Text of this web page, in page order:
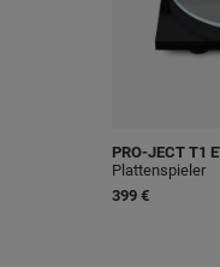
PRO-JECT T1
Plattenspieler
399 €